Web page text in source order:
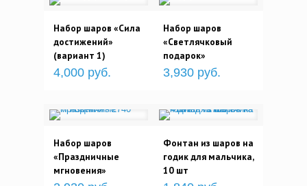
Набор шаров «Сила
достижений»
(вариант 1)
4,000 руб.
Набор шаров
«Светлячковый
подарок»
3,930 руб.
Набор шаров
«Праздничные
мгновения»
Фонтан из шаров на
годик для мальчика,
10 шт